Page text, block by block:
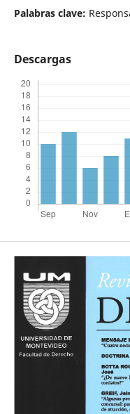
Palabras clave:
Descargas